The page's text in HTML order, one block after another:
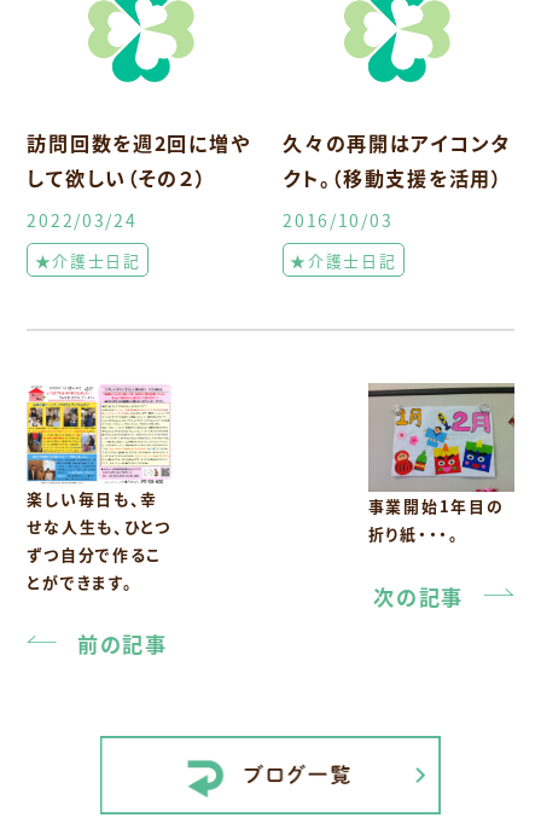
訪問回数を週2回に増や
して欲しい（その２）
2022/03/24
★介護士日記
久々の再開はアイコンタ
クト。（移動支援を活用）
2016/10/03
★介護士日記
楽しい毎日も、幸
せな人生も、ひとつ
ずつ自分で作るこ
とができます。
前の記事
事業開始1年目の
折り紙・・・。
次の記事